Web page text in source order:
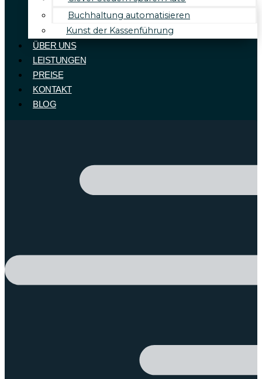
Buchhaltung automatisieren
Kunst der Kassenführung
ÜBER UNS
LEISTUNGEN
PREISE
KONTAKT
BLOG